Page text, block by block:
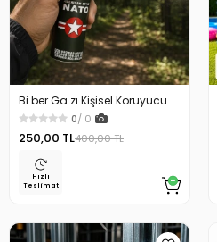
Bi.ber Ga.zı Kişisel Koruyucu
Ekipman Savunma İçin
0/ 0
250,00 TL400,00 TL
Hızlı
Teslimat